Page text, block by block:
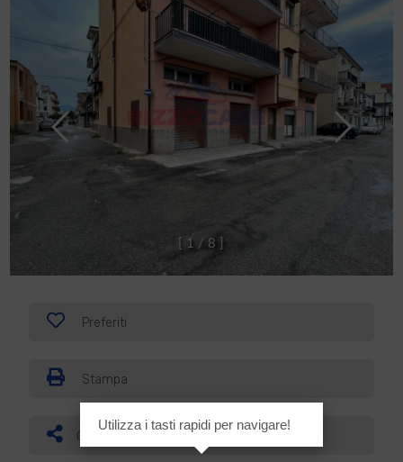
1 / 8
Preferiti
Stampa
Condividi
Utilizza i tasti rapidi per navigare!